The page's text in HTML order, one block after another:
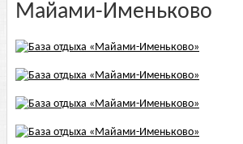
Майами-Именьково